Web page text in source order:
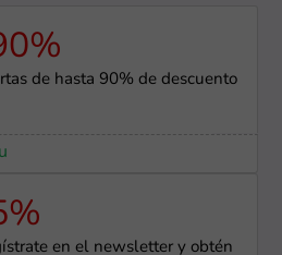
de hasta 90% de descuento
en el newsletter y obtén